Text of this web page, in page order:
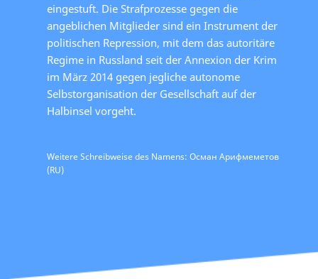
eingestuft. Die Strafprozesse gegen die
angeblichen Mitglieder sind ein Instrument der
politischen Repression, mit dem das autoritäre
Regime in Russland seit der Annexion der Krim
im März 2014 gegen jegliche autonome
Selbstorganisation der Gesellschaft auf der
Halbinsel vorgeht.
Weitere Schreibweise des Namens: Осман Арифмеметов
(RU)